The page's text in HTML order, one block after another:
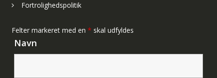
Fortrolighedspolitik
Felter markeret med en * skal udfyldes
Navn